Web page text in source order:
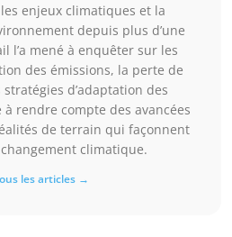
enjeux climatiques et la
depuis plus d’une
l’a mené à enquêter sur les
des émissions, la perte de
d’adaptation des
à rendre compte des avancées
de terrain qui façonnent
climatique.
les articles →